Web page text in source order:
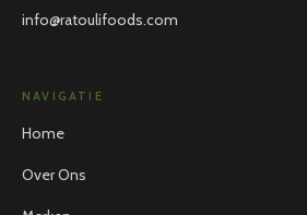
info@ratoulifoods.com
NAVIGATIE
Home
Over Ons